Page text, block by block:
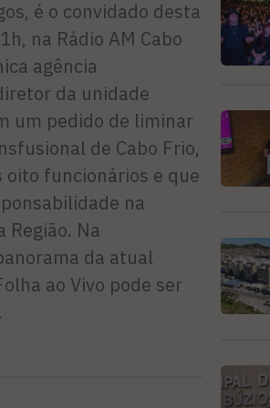
é o convidado desta
na Rádio AM Cabo
agência
da unidade
um pedido de liminar
de Cabo Frio,
oito funcionários e que
na
Na
da atual
ao Vivo pode ser